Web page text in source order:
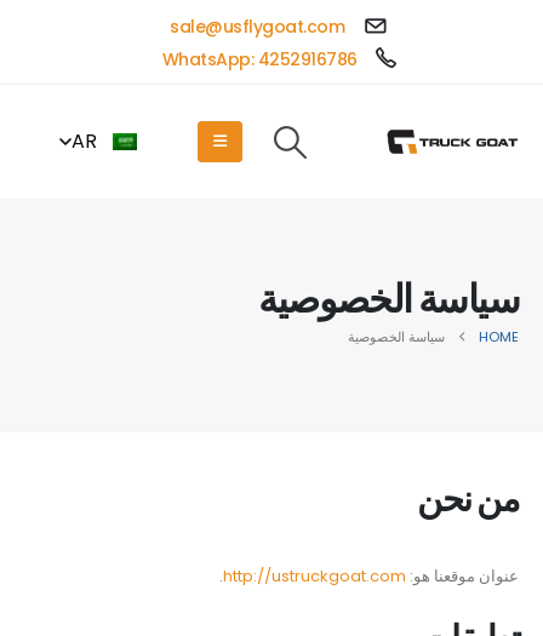
sale@usflygoat.com
WhatsApp: 4252916786
AR
سياسة الخصوصية
HOME سياسة الخصوصية
من نحن
عنوان موقعنا هو: http://ustruckgoat.com
.